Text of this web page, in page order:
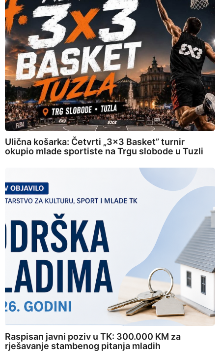
Ulična košarka: Četvrti „3×3 Basket” turnir
okupio mlade sportiste na Trgu slobode u Tuzli
Raspisan javni poziv u TK: 300.000 KM za
rješavanje stambenog pitanja mladih